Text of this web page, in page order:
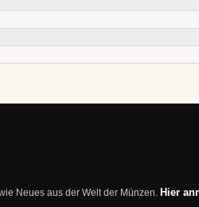
Neues aus der Welt der Münzen. Hier